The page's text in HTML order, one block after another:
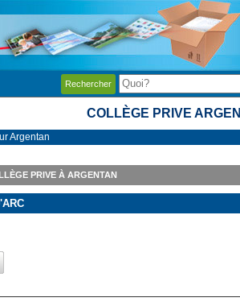
Rechercher
COLLÈGE PRIVE
Argentan
PRIVE À ARGENTAN